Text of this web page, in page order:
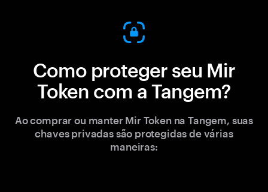
Como proteger seu Mir
Token com a Tangem?
Ao comprar ou manter Mir Token na Tangem, suas
chaves privadas são protegidas de várias
maneiras: